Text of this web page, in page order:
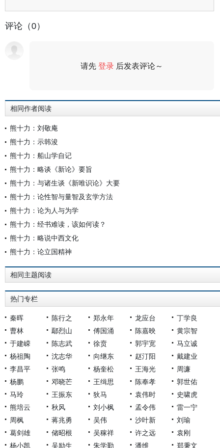
评论（0）
请先登录 后发表评论～
相同作者阅读
熊十力：刘敬庵
熊十力：示韩浚
熊十力：船山学自记
熊十力：略谈《新论》要旨
熊十力：与诸生谈《新唯识论》大要
熊十力：论性智与量智及玄学方法
熊十力：论为人与为学
熊十力：经书难读，该如何读？
熊十力：略说中西文化
熊十力：论立国精神
相同主题阅读
热门专栏
秦晖 陈行之 郑永年 龙应台
丁学良
曹林
鄢烈山 傅国涌 陈嘉映
黄宗智
于建嵘
陈志武 徐贲 郭宇宽
马立诚
杨祖陶
沈志华 向继东 赵汀阳
戴建业
李昌平
张鸣 杨奎松 王海光
周濂
杨鹏
邓晓芒 王缉思 陈奉孝
郭世佑
马玲
王振东 狄马 袁伟时
史啸虎
熊培云
秋风 刘小枫 孟令伟
雷一宁
周枫
蒋兆勇 吴伟 沙叶新
刘瑜
葛剑雄
储昭根 吴稼祥 许之远
袁刚
杨小凯
吴励生 朱学勤 潘维 郑秉文